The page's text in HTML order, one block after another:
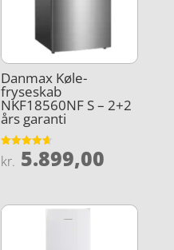
Danmax Køle-
fryseskab
NKF18560NF S – 2+2
års garanti
Vurderet
4.6
kr. 5.899,00